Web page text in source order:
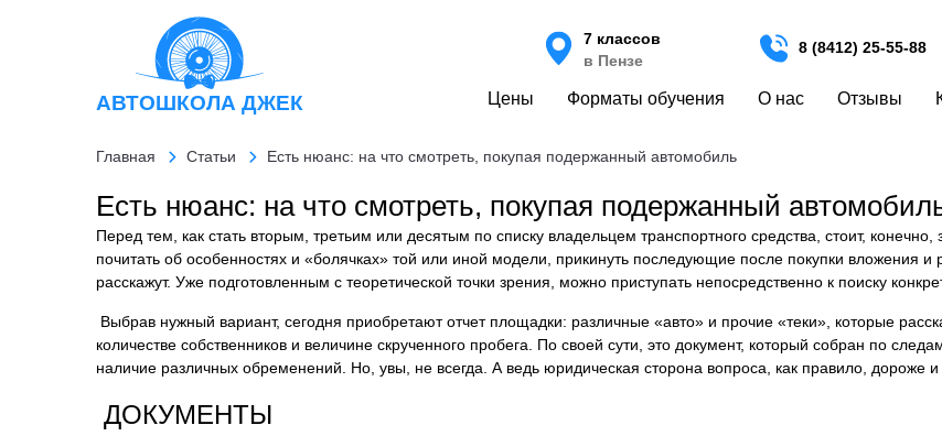
АВТОШКОЛА ДЖЕК
7 классов
в Пензе
8 (8412) 25-55-88
Цены Форматы обучения О нас Отзывы
Главная Статьи Есть нюанс: на что смотреть, покупая подержанный автомобиль
Есть нюанс: на что смотреть, покупая подержанный
Перед тем, как стать вторым, третьим или десятым по списку владельцем транспортного средства, стоит,
почитать об особенностях и «болячках» той или иной модели, прикинуть последующие после покупки вложения
расскажут. Уже подготовленным с теоретической точки зрения, можно приступать непосредственно к поиску
Выбрав нужный вариант, сегодня приобретают отчет площадки: различные «авто» и прочие «теки», которые
количестве собственников и величине скрученного пробега. По своей сути, это документ, который собран по
наличие различных обременений. Но, увы, не всегда. А ведь юридическая сторона вопроса, как правило, дороже
ДОКУМЕНТЫ